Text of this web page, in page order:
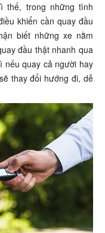
thế, trong những tình
khiển cần quay đầu
biết những xe nằm
đầu thật nhanh qua
nếu quay cả người hay
thay đổi hướng đi, dễ